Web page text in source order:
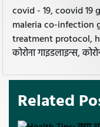
covid - 19, coovid 19
maleria co-infection
treatment protocol,
कोरोना गाइडलाइन्स,
Related